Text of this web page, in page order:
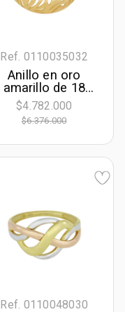
Ref. 0110035032
Anillo en oro
amarillo de 18
Kilates
$4.782.000
$6.376.000
Ref. 0110048030